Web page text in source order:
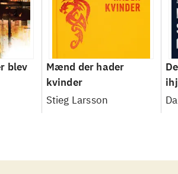
blev
Mænd der hader
kvinder
Stieg Larsson